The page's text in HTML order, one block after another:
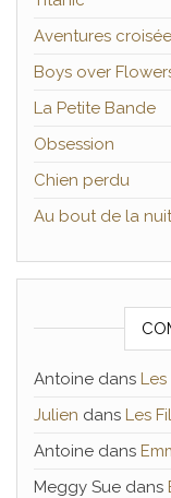
Aventures
Boys over
La Petite Bande
Obsession
Chien perdu
Au bout de la nuit
Antoine dans
Julien dans Les
Antoine dans
Meggy Sue dans